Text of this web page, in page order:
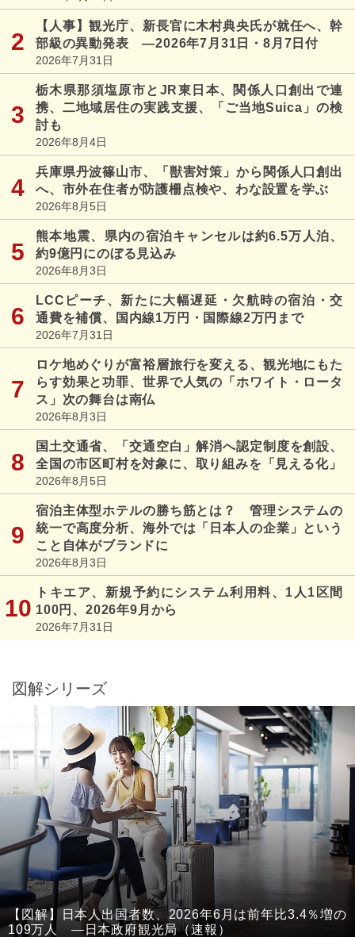
【人事】観光庁、新長官に木村典央氏が就任へ、幹
部級の異動発表 ―2026年7月31日・8月7日付
2026年7月31日
栃木県那須塩原市とJR東日本、関係人口創出で連
携、二地域居住の実践支援、「ご当地Suica」の検
討も
2026年8月4日
兵庫県丹波篠山市、「獣害対策」から関係人口創出
へ、市外在住者が防護柵点検や、わな設置を学ぶ
2026年8月5日
熊本地震、県内の宿泊キャンセルは約6.5万人泊、
約9億円にのぼる見込み
2026年8月3日
LCCピーチ、新たに大幅遅延・欠航時の宿泊・交
通費を補償、国内線1万円・国際線2万円まで
2026年7月31日
ロケ地めぐりが富裕層旅行を変える、観光地にもた
らす効果と功罪、世界で人気の「ホワイト・ロータ
ス」次の舞台は南仏
2026年8月3日
国土交通省、「交通空白」解消へ認定制度を創設、
全国の市区町村を対象に、取り組みを「見える化」
2026年8月5日
宿泊主体型ホテルの勝ち筋とは？ 管理システムの
統一で高度分析、海外では「日本人の企業」という
こと自体がブランドに
2026年8月3日
トキエア、新規予約にシステム利用料、1人1区間
100円、2026年9月から
2026年7月31日
図解シリーズ
【図解】日本人出国者数、2026年6月は前年比3.4％増の
109万人 ―日本政府観光局（速報）